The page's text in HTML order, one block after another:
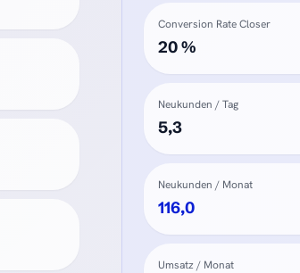
Conversion Rate Closer
20 %
Neukunden / Tag
5,3
Neukunden / Monat
116,0
Umsatz / Monat